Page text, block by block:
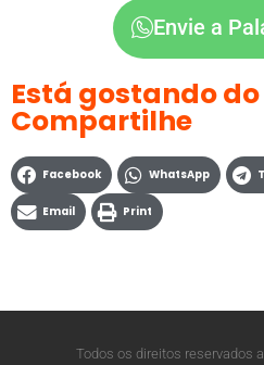
Envie a
Está gostando
Compartilhe
Facebook WhatsApp
Email Print
Todos os direitos reservados a